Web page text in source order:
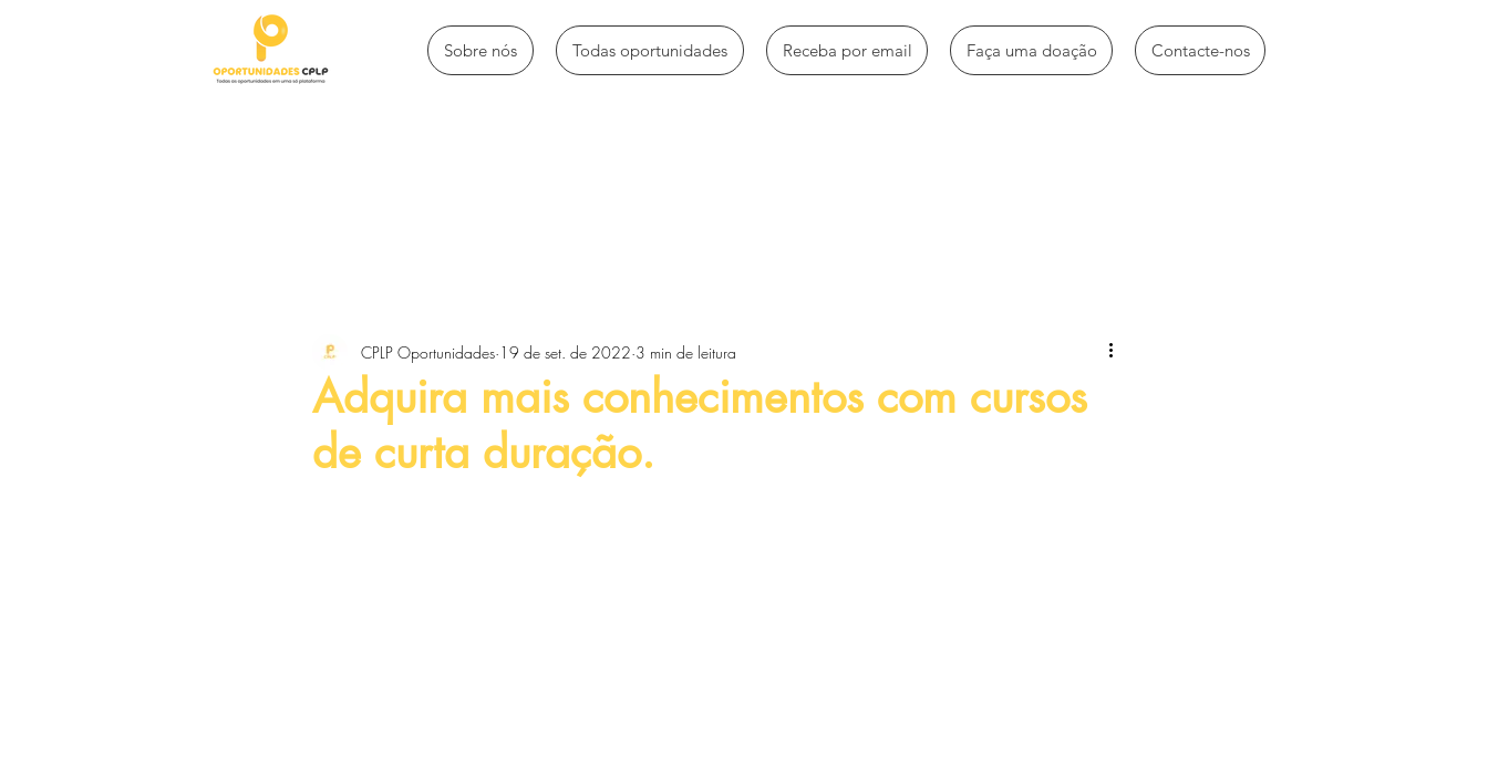
Sobre nós Todas oportunidades Receba por email Faça uma doação Contacte-nos
Competições e premiações Voluntariado e trabalhos sociais
Empreendedorismo e financiamentos Artigos
Adquira mais conhecimentos com cursos
de curta duração.
CPLP Oportunidades 19 de set. de 2022 3 min de leitura